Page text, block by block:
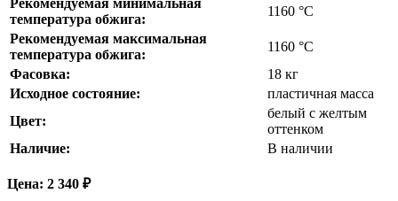
температура обжига:
1160 °С
Рекомендуемая максимальная
температура обжига:
1160 °С
Фасовка:
18 кг
Исходное состояние:
пластичная масса
Цвет:
белый с желтым
оттенком
Наличие:
В наличии
Цена: 2 340 ₽